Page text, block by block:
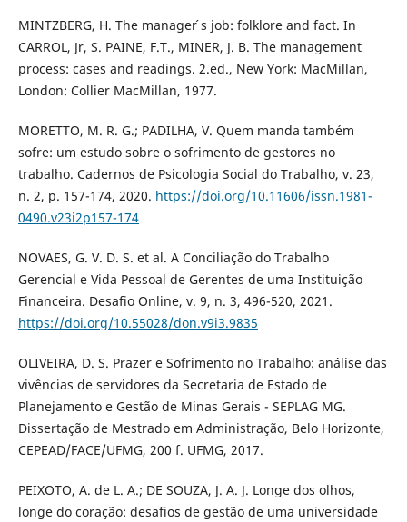
MINTZBERG, H. The manager ́s job: folklore and fact. In
CARROL, Jr, S. PAINE, F.T., MINER, J. B. The management
process: cases and readings. 2.ed., New York: MacMillan,
London: Collier MacMillan, 1977.
MORETTO, M. R. G.; PADILHA, V. Quem manda também
sofre: um estudo sobre o sofrimento de gestores no
trabalho. Cadernos de Psicologia Social do Trabalho, v. 23,
n. 2, p. 157-174, 2020. https://doi.org/10.11606/issn.1981-
0490.v23i2p157-174
NOVAES, G. V. D. S. et al. A Conciliação do Trabalho
Gerencial e Vida Pessoal de Gerentes de uma Instituição
Financeira. Desafio Online, v. 9, n. 3, 496-520, 2021.
https://doi.org/10.55028/don.v9i3.9835
OLIVEIRA, D. S. Prazer e Sofrimento no Trabalho: análise das
vivências de servidores da Secretaria de Estado de
Planejamento e Gestão de Minas Gerais - SEPLAG MG.
Dissertação de Mestrado em Administração, Belo Horizonte,
CEPEAD/FACE/UFMG, 200 f. UFMG, 2017.
PEIXOTO, A. de L. A.; DE SOUZA, J. A. J. Longe dos olhos,
longe do coração: desafios de gestão de uma universidade